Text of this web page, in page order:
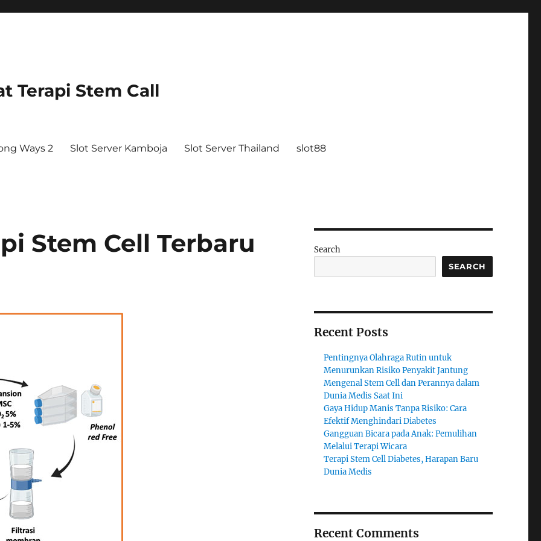
Terapi Stem Call
Ways 2 Slot Server Kamboja Slot Server Thailand slot88
Stem Cell Terbaru Search
SEARCH
Recent Posts
Pentingnya Olahraga Rutin untuk
Menurunkan Risiko Penyakit Jantung
Mengenal Stem Cell dan Perannya dalam
Dunia Medis Saat Ini
Gaya Hidup Manis Tanpa Risiko: Cara
Efektif Menghindari Diabetes
Gangguan Bicara pada Anak: Pemulihan
Melalui Terapi Wicara
Terapi Stem Cell Diabetes, Harapan Baru
Dunia Medis
Recent Comments